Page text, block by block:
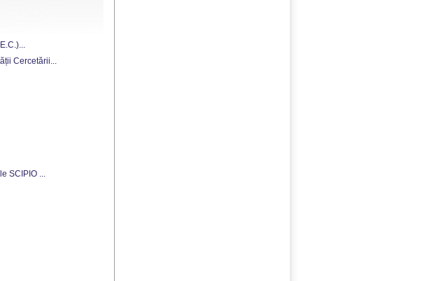
Cercetării...
SCIPIO ...